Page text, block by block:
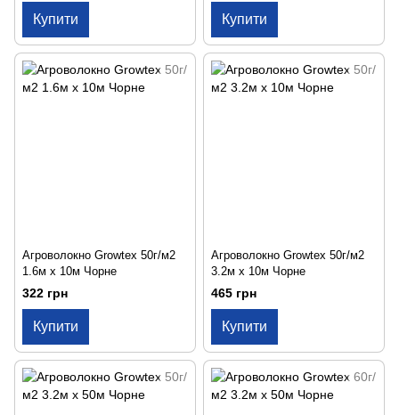
Купити Купити
Агроволокно Growtex 50г/м2
1.6м х 10м Чорне
322 грн
Купити
Агроволокно Growtex 50г/м2
3.2м х 10м Чорне
465 грн
Купити